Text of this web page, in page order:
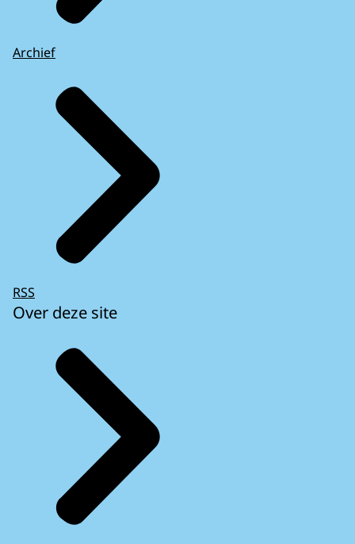
Archief
RSS
Over deze site